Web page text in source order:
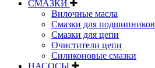
СМАЗКИ
Вилочные масла
Смазки для подшипников
Смазки для цепи
Очистители цепи
Силиконовые смазки
НАСОСЫ